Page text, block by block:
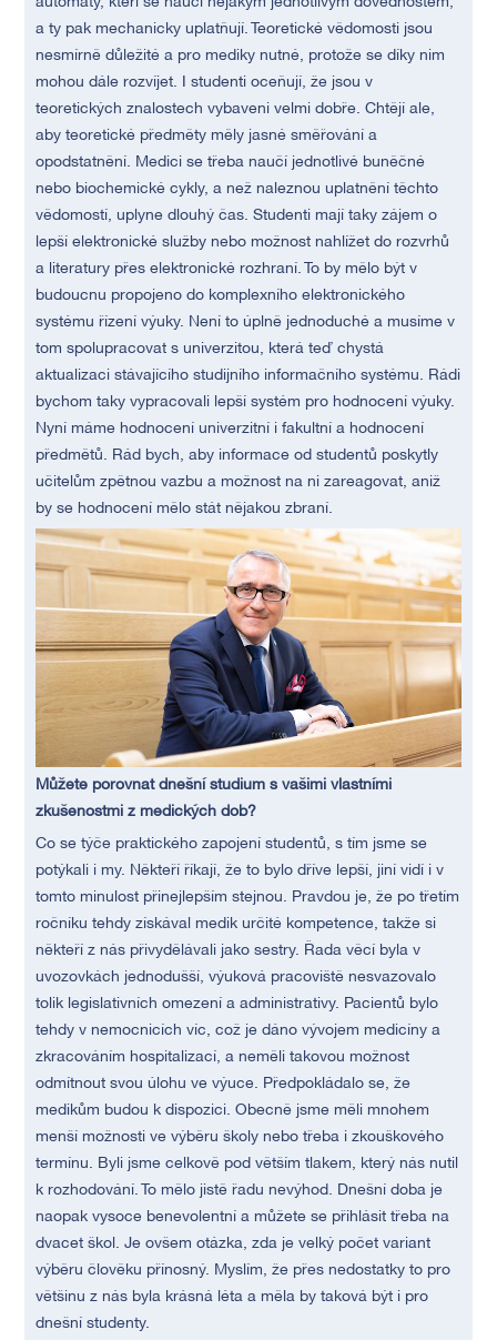
a ty pak mechanicky uplatňují. Teoretické vědomosti jsou
nesmírně důležité a pro mediky nutné, protože se díky nim
mohou dále rozvíjet. I studenti oceňují, že jsou v
teoretických znalostech vybaveni velmi dobře. Chtějí ale,
aby teoretické předměty měly jasné směřování a
opodstatnění. Medici se třeba naučí jednotlivé buněčné
nebo biochemické cykly, a než naleznou uplatnění těchto
vědomostí, uplyne dlouhý čas. Studenti mají taky zájem o
lepší elektronické služby nebo možnost nahlížet do rozvrhů
a literatury přes elektronické rozhraní. To by mělo být v
budoucnu propojeno do komplexního elektronického
systému řízení výuky. Není to úplně jednoduché a musíme v
tom spolupracovat s univerzitou, která teď chystá
aktualizaci stávajícího studijního informačního systému. Rádi
bychom taky vypracovali lepší systém pro hodnocení výuky.
Nyní máme hodnocení univerzitní i fakultní a hodnocení
předmětů. Rád bych, aby informace od studentů poskytly
učitelům zpětnou vazbu a možnost na ni zareagovat, aniž
by se hodnocení mělo stát nějakou zbraní.
Můžete porovnat dnešní studium s vašimi vlastními
zkušenostmi z medických dob?
Co se týče praktického zapojení studentů, s tím jsme se
potýkali i my. Někteří říkají, že to bylo dříve lepší, jiní vidí i v
tomto minulost přinejlepším stejnou. Pravdou je, že po třetím
ročníku tehdy získával medik určité kompetence, takže si
někteří z nás přivydělávali jako sestry. Řada věcí byla v
uvozovkách jednodušší, výuková pracoviště nesvazovalo
tolik legislativních omezení a administrativy. Pacientů bylo
tehdy v nemocnicích víc, což je dáno vývojem medicíny a
zkracováním hospitalizací, a neměli takovou možnost
odmítnout svou úlohu ve výuce. Předpokládalo se, že
medikům budou k dispozici. Obecně jsme měli mnohem
menší možnosti ve výběru školy nebo třeba i zkouškového
termínu. Byli jsme celkově pod větším tlakem, který nás nutil
k rozhodování. To mělo jistě řadu nevýhod. Dnešní doba je
naopak vysoce benevolentní a můžete se přihlásit třeba na
dvacet škol. Je ovšem otázka, zda je velký počet variant
výběru člověku přínosný. Myslím, že přes nedostatky to pro
většinu z nás byla krásná léta a měla by taková být i pro
dnešní studenty.